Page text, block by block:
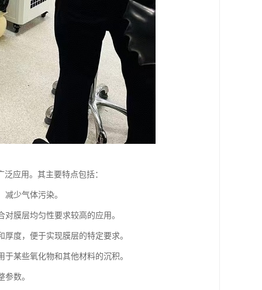
应用。其主要特点包括：
少气体污染。
膜层均匀性要求较高的应用。
度，便于实现膜层的特定要求。
某些氧化物和其他材料的沉积。
数。